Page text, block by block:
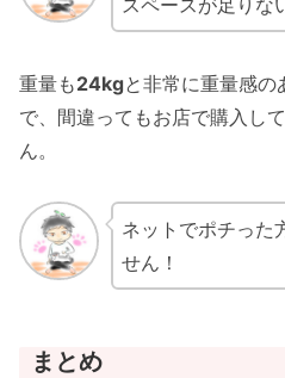
重量も24kgと非常に重量感
で、間違ってもお店で購入し
ん。
ネットでポチった
せん！
まとめ